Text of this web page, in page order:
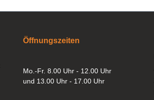
Öffnungszeiten
Mo.-Fr. 8.00 Uhr - 12.00 Uhr
und 13.00 Uhr - 17.00 Uhr